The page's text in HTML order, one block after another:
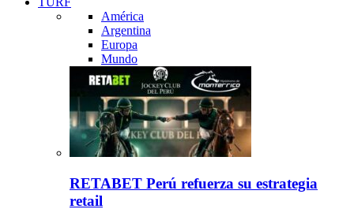
América
Argentina
Europa
Mundo
RETABET Perú refuerza su estrategia
retail